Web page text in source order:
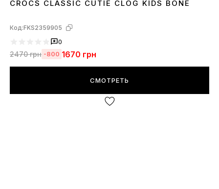
303132333435
CROCS CLASSIC CUTIE CLOG KIDS BONE
Код:FKS2359905
0
2470грн -800 1670 грн
СМОТРЕТЬ